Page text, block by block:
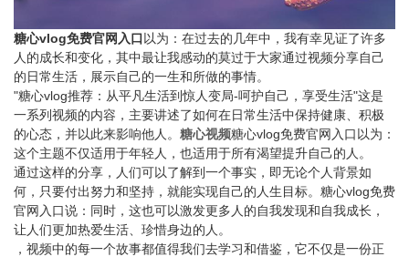
糖心vlog免费官网入口 以为：在过去的几年中，我有幸见证了许多
人的成长和变化，其中最让我感动的莫过于大家通过视频分享自己
的日常生活，展示自己的一生和所做的事情。
"糖心vlog推荐：从平凡生活到惊人变局-呵护自己，享受生活"这是
一系列视频的内容，主要讲述了如何在日常生活中保持健康、积极
的心态，并以此来影响他人。 糖心视频糖心vlog免费官网入口以为：
这个主题不仅适用于年轻人，也适用于所有渴望提升自己的人。
通过这样的分享，人们可以了解到一个事实，即无论个人背景如
何，只要付出努力和坚持，就能实现自己的人生目标。糖心vlog免费
官网入口说：同时，这也可以激发更多人的自我发现和自我成长，
让人们更加热爱生活、珍惜身边的人。
，视频中的每一个故事都值得我们去学习和借鉴，它不仅是一份正